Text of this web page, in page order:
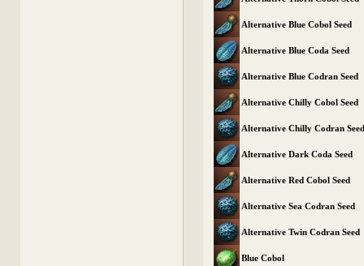
Alternative Blue Cobol Seed
Alternative Blue Coda Seed
Alternative Blue Codran Seed
Alternative Chilly Cobol Seed
Alternative Chilly Codran
Alternative Dark Coda Seed
Alternative Red Cobol Seed
Alternative Sea Codran Seed
Alternative Twin Codran Seed
Blue Cobol